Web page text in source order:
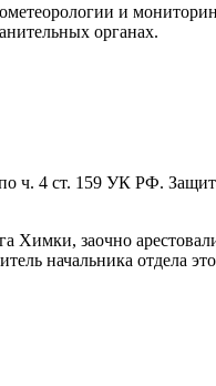
и
органах.
ч. 4 ст. 159 УК РФ.
Химки, заочно
начальника отдела